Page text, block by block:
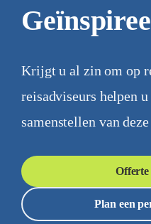
Krijgt u al zin om op
reisadviseurs helpen
samenstellen van
Offerte
Plan een